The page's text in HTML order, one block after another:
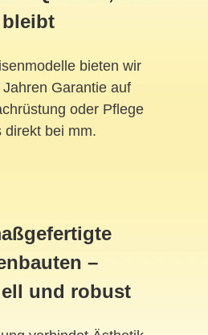
bleibt
bieten wir
Garantie auf
oder Pflege
direkt bei mm.
–
und robust